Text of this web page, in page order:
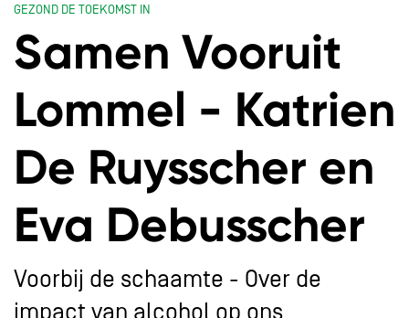
Samen Vooruit
Lommel - Katrien
De Ruysscher en
Eva Debusscher
Voorbij de schaamte - Over de
impact van alcohol op ons
GEZOND DE TOEKOMST IN